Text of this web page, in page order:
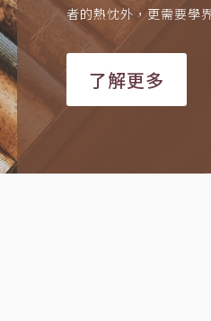
者的熱忱外，更需要學
了解更多